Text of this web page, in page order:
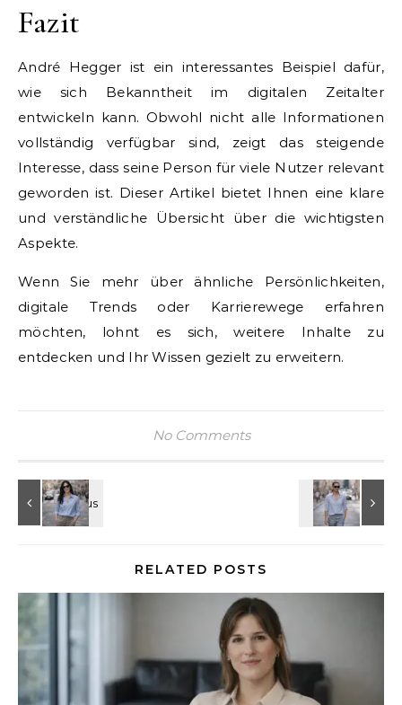
Fazit
André Hegger ist ein interessantes Beispiel dafür,
wie sich Bekanntheit im digitalen Zeitalter
entwickeln kann. Obwohl nicht alle Informationen
vollständig verfügbar sind, zeigt das steigende
Interesse, dass seine Person für viele Nutzer relevant
geworden ist. Dieser Artikel bietet Ihnen eine klare
und verständliche Übersicht über die wichtigsten
Aspekte.
Wenn Sie mehr über ähnliche Persönlichkeiten,
digitale Trends oder Karrierewege erfahren
möchten, lohnt es sich, weitere Inhalte zu
entdecken und Ihr Wissen gezielt zu erweitern.
No Comments
RELATED POSTS